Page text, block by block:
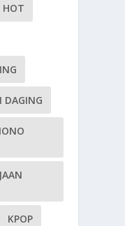
HOT
DAGING
KPOP